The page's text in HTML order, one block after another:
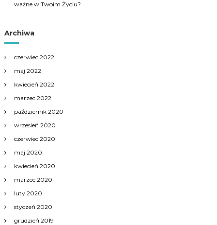
ważne w Twoim Życiu?
Archiwa
czerwiec 2022
maj 2022
kwiecień 2022
marzec 2022
październik 2020
wrzesień 2020
czerwiec 2020
maj 2020
kwiecień 2020
marzec 2020
luty 2020
styczeń 2020
grudzień 2019